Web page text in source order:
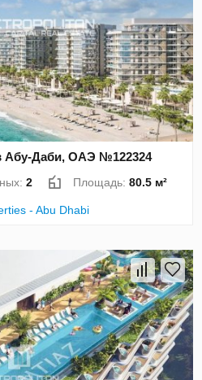
Абу-Даби, ОАЭ №122324
2 Площадь:80.5 м²
- Abu Dhabi